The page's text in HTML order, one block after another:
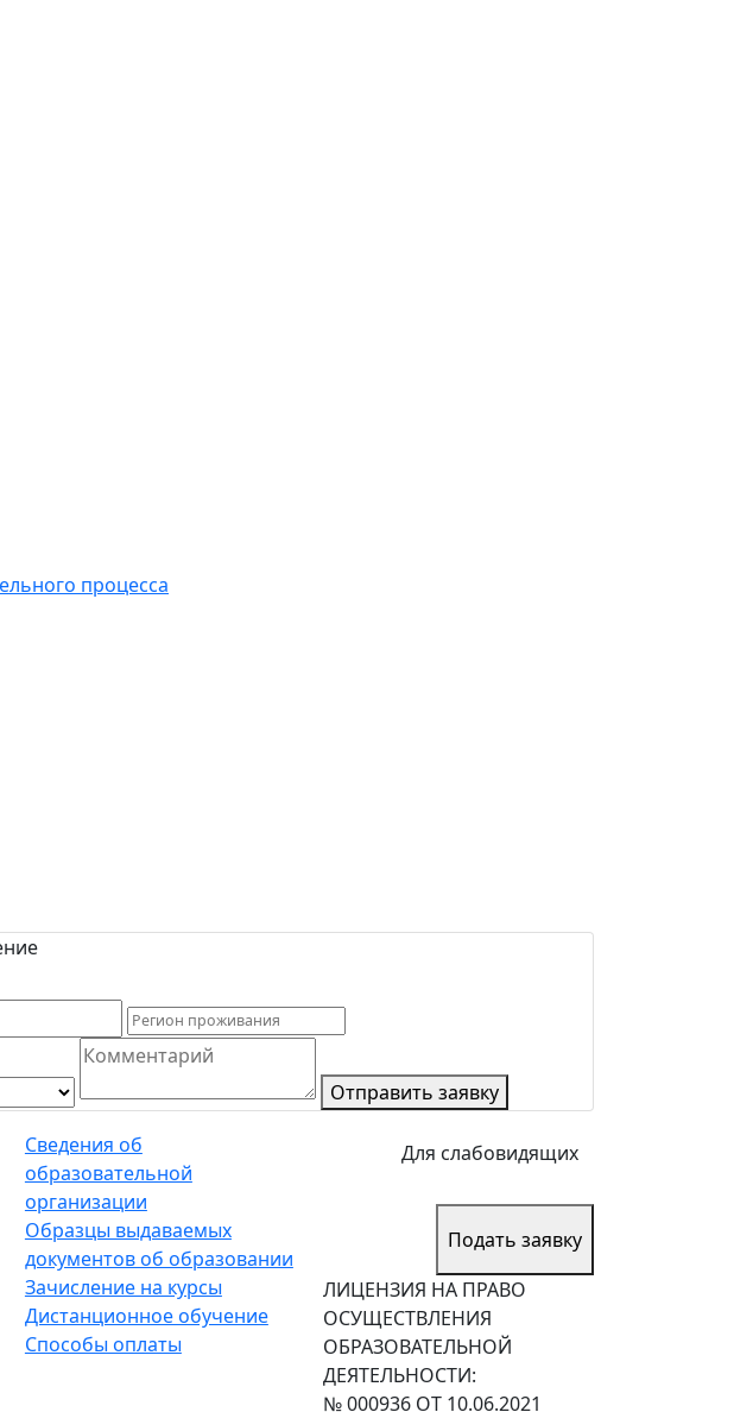
процесса
Отправить заявку
Сведения об
образовательной
организации
Образцы выдаваемых
документов об образовании
Зачисление на курсы
Дистанционное обучение
Способы оплаты
Для слабовидящих
Подать заявку
ЛИЦЕНЗИЯ НА ПРАВО
ОСУЩЕСТВЛЕНИЯ
ОБРАЗОВАТЕЛЬНОЙ
ДЕЯТЕЛЬНОСТИ:
№ 000936 ОТ 10.06.2021